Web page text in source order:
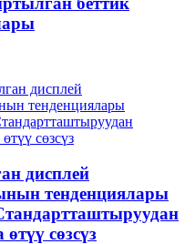
дисплей
тенденциялары
сөзсүз